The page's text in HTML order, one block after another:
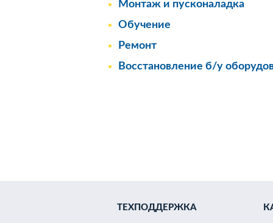
Генератор
Холодное
Монтаж и пусконаладка
Обучение
Ремонт
Восстановление б/у
ТЕХПОДДЕРЖКА